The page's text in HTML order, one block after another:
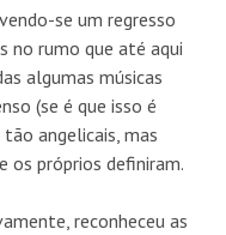
se um regresso
no rumo que até aqui
algumas músicas
(se é que isso é
angelicais, mas
os próprios definiram.
reconheceu as